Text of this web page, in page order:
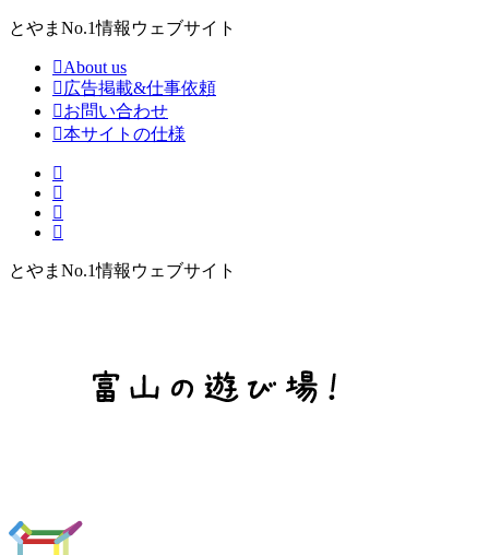
とやまNo.1情報ウェブサイト
About us
広告掲載&仕事依頼
お問い合わせ
本サイトの仕様
とやまNo.1情報ウェブサイト